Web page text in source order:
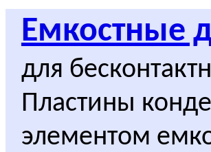
Емкостные
для
Пластины
элементом